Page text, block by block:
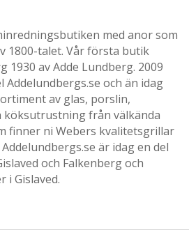
med anor som
1800-talet. Vår första butik
1930 av Adde Lundberg. 2009
Addelundbergs.se och än idag
av glas, porslin,
köksutrustning från välkända
finner ni Webers kvalitetsgrillar
är idag en del
och Falkenberg och
Gislaved.